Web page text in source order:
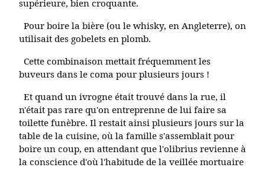
supérieure, bien croquante.
Pour boire la bière (ou le whisky, en Angleterre), on
utilisait des gobelets en plomb.
Cette combinaison mettait fréquemment les
buveurs dans le coma pour plusieurs jours !
Et quand un ivrogne était trouvé dans la rue, il
n'était pas rare qu'on entreprenne de lui faire sa
toilette funèbre. Il restait ainsi plusieurs jours sur la
table de la cuisine, où la famille s'assemblait pour
boire un coup, en attendant que l'olibrius revienne à
la conscience d'où l'habitude de la veillée mortuaire